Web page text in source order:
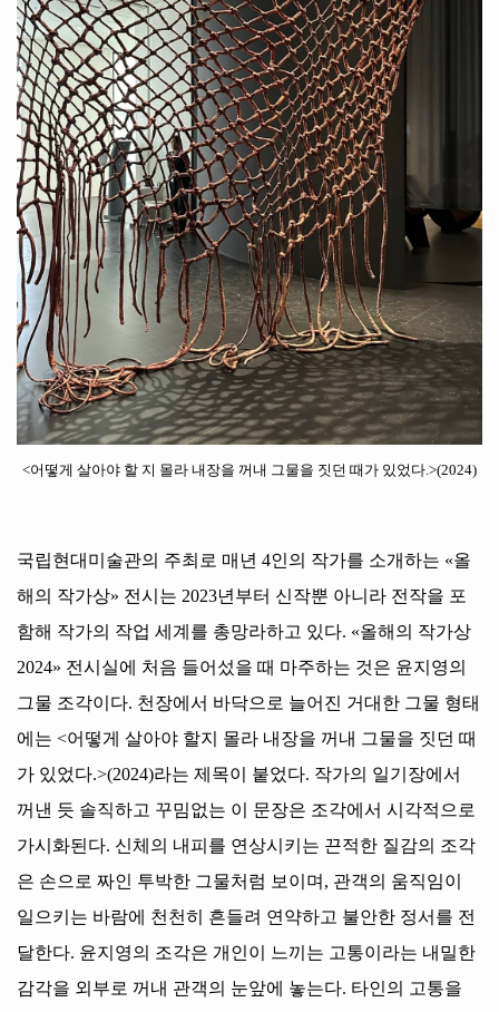
<어떻게 살아야 할 지 몰라 내장을 꺼내 그물을 짓던 때가 있었다 .>(2024)
국립현대미술관의 주최로 매년 4인의 작가를 소개하는 «올
해의 작가상» 전시는 2023년부터 신작뿐 아니라 전작을 포
함해 작가의 작업 세계를 총망라하고 있다. «올해의 작가상
2024» 전시실에 처음 들어섰을 때 마주하는 것은 윤지영의
그물 조각이다. 천장에서 바닥으로 늘어진 거대한 그물 형태
에는 <어떻게 살아야 할지 몰라 내장을 꺼내 그물을 짓던 때
가 있었다.>(2024)라는 제목이 붙었다. 작가의 일기장에서
꺼낸 듯 솔직하고 꾸밈없는 이 문장은 조각에서 시각적으로
가시화된다. 신체의 내피를 연상시키는 끈적한 질감의 조각
은 손으로 짜인 투박한 그물처럼 보이며 , 관객의 움직임이
일으키는 바람에 천천히 흔들려 연약하고 불안한 정서를 전
달한다. 윤지영의 조각은 개인이 느끼는 고통이라는 내밀한
감각을 외부로 꺼내 관객의 눈앞에 놓는다. 타인의 고통을